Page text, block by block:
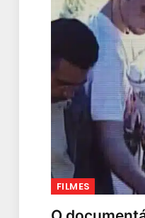
FILMES